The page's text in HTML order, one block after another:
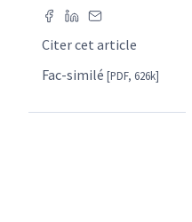
Citer cet article
Fac-similé [PDF, 626k]